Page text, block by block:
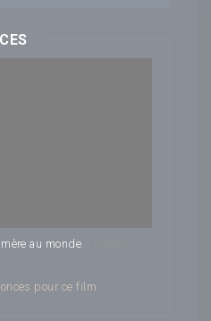
au monde
pour ce film